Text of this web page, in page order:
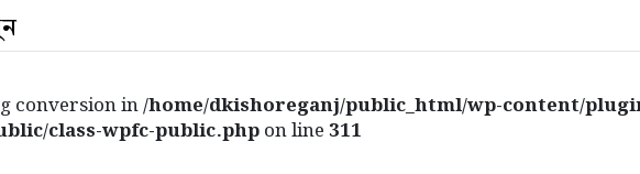
conversion in/home/dkishoreganj/public_html/wp-content/
class-wpfc-public.phpon line 311